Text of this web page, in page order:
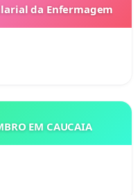
da Enfermagem
EM CAUCAIA